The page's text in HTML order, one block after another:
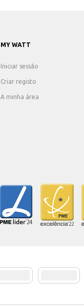
MY WATT
Iniciar sessão
Criar registo
A minha área